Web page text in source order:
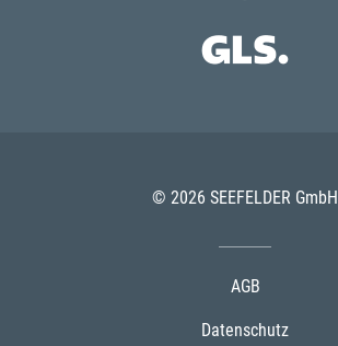
© 2026 SEEFELDER GmbH
AGB
Datenschutz